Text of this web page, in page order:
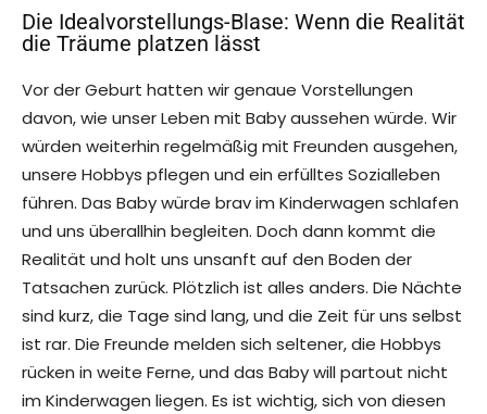
Die Idealvorstellungs-Blase: Wenn die Realität
die Träume platzen lässt
Vor der Geburt hatten wir genaue Vorstellungen
davon, wie unser Leben mit Baby aussehen würde. Wir
würden weiterhin regelmäßig mit Freunden ausgehen,
unsere Hobbys pflegen und ein erfülltes Sozialleben
führen. Das Baby würde brav im Kinderwagen schlafen
und uns überallhin begleiten. Doch dann kommt die
Realität und holt uns unsanft auf den Boden der
Tatsachen zurück. Plötzlich ist alles anders. Die Nächte
sind kurz, die Tage sind lang, und die Zeit für uns selbst
ist rar. Die Freunde melden sich seltener, die Hobbys
rücken in weite Ferne, und das Baby will partout nicht
im Kinderwagen liegen. Es ist wichtig, sich von diesen